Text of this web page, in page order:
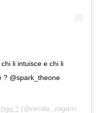
li intuisce e chi li
? @spark_theone
? (@cecilia_zagarrigo) in data: